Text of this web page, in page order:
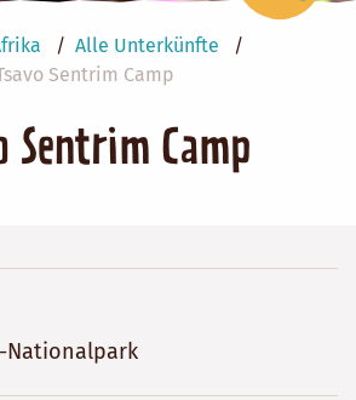
Alle Unterkünfte
Sentrim Camp
Sentrim Camp
Nationalpark